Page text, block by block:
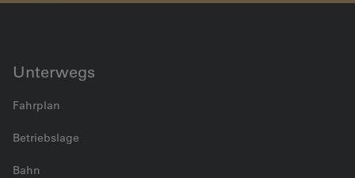
Unterwegs
Fahrplan
Betriebslage
Bahn